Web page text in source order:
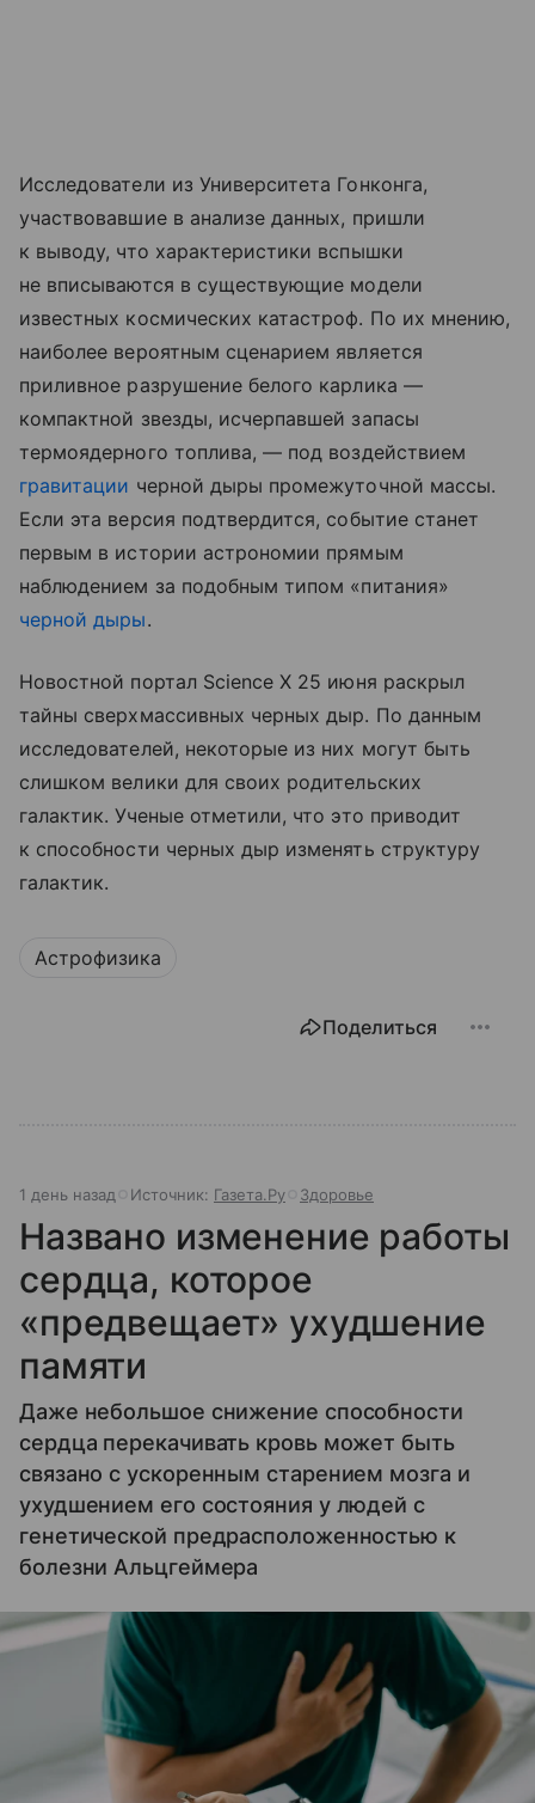
Исследователи из Университета Гонконга,
участвовавшие в анализе данных, пришли
к выводу, что характеристики вспышки
не вписываются в существующие модели
известных космических катастроф. По их мнению,
наиболее вероятным сценарием является
приливное разрушение белого карлика —
компактной звезды, исчерпавшей запасы
термоядерного топлива, — под воздействием
гравитации черной дыры промежуточной массы.
Если эта версия подтвердится, событие станет
первым в истории астрономии прямым
наблюдением за подобным типом «питания»
черной дыры.
Новостной портал Science X 25 июня раскрыл
тайны сверхмассивных черных дыр. По данным
исследователей, некоторые из них могут быть
слишком велики для своих родительских
галактик. Ученые отметили, что это приводит
к способности черных дыр изменять структуру
галактик.
Астрофизика
Поделиться
1 день назад Источник: Газета.Ру Здоровье
Названо изменение работы
сердца, которое
«предвещает» ухудшение
памяти
Даже небольшое снижение способности
сердца перекачивать кровь может быть
связано с ускоренным старением мозга и
ухудшением его состояния у людей с
генетической предрасположенностью к
болезни Альцгеймера